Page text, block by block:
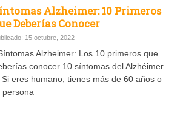
Alzheimer: 10 Primeros
Deberías Conocer
15 octubre, 2022
Alzheimer: Los 10 primeros que
conocer 10 síntomas del Alzhéimer
eres humano, tienes más de 60 años o